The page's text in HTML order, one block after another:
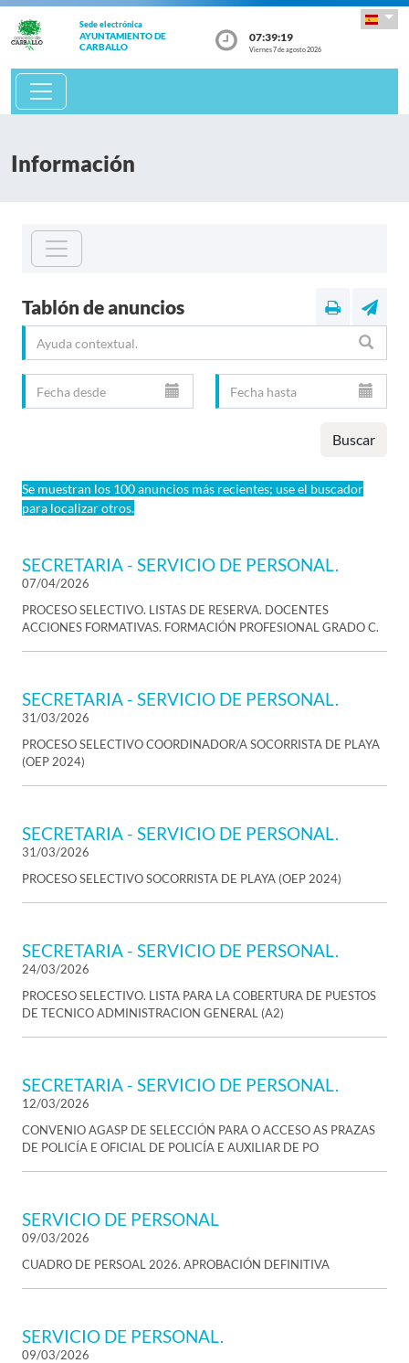
Sede electrónica
AYUNTAMIENTO DE
CARBALLO
07:39:20
Viernes 7 de agosto 2026
Información
Tablón de anuncios
Buscar
Se muestran los 100 anuncios más recientes; use el buscador
para localizar otros.
SECRETARIA - SERVICIO DE PERSONAL.
07/04/2026
PROCESO SELECTIVO. LISTAS DE RESERVA. DOCENTES
ACCIONES FORMATIVAS. FORMACIÓN PROFESIONAL GRADO C.
SECRETARIA - SERVICIO DE PERSONAL.
31/03/2026
PROCESO SELECTIVO COORDINADOR/A SOCORRISTA DE PLAYA
(OEP 2024)
SECRETARIA - SERVICIO DE PERSONAL.
31/03/2026
PROCESO SELECTIVO SOCORRISTA DE PLAYA (OEP 2024)
SECRETARIA - SERVICIO DE PERSONAL.
24/03/2026
PROCESO SELECTIVO. LISTA PARA LA COBERTURA DE PUESTOS
DE TECNICO ADMINISTRACION GENERAL (A2)
SECRETARIA - SERVICIO DE PERSONAL.
12/03/2026
CONVENIO AGASP DE SELECCIÓN PARA O ACCESO AS PRAZAS
DE POLICÍA E OFICIAL DE POLICÍA E AUXILIAR DE PO
SERVICIO DE PERSONAL
09/03/2026
CUADRO DE PERSOAL 2026. APROBACIÓN DEFINITIVA
SERVICIO DE PERSONAL.
09/03/2026